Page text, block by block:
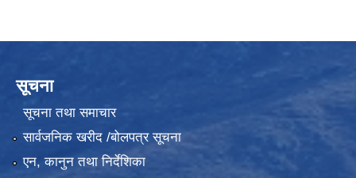
सूचना
सूचना तथा समाचार
सार्वजनिक खरीद /बोलपत्र सूचना
एन, कानुन तथा निर्देशिका